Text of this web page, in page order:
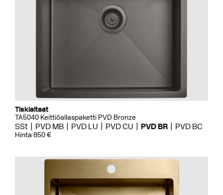
Tiskialtaat
TA5040 Keittiöallaspaketti PVD Bronze
SSt PVD MB PVD LU PVD CU PVD BR PVD BC
Hinta 850 €